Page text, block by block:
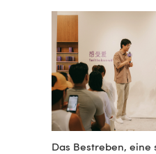
Das Bestreben, eine